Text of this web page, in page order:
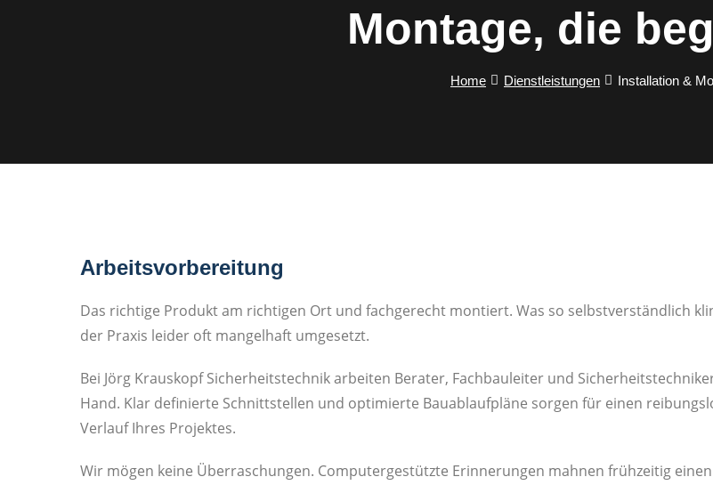
Montage, die
Home Dienstleistungen Installation &
Arbeitsvorbereitung
Das richtige Produkt am richtigen Ort und fachgerecht montiert. Was so selbstverständlich
der Praxis leider oft mangelhaft umgesetzt.
Bei Jörg Krauskopf Sicherheitstechnik arbeiten Berater, Fachbauleiter und
Hand. Klar definierte Schnittstellen und optimierte Bauablaufpläne sorgen für einen
Verlauf Ihres Projektes.
Wir mögen keine Überraschungen. Computergestützte Erinnerungen mahnen frühzeitig einen